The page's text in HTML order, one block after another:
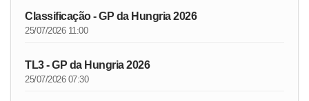
Classificação - GP da Hungria 2026
25/07/2026 11:00
TL3 - GP da Hungria 2026
25/07/2026 07:30